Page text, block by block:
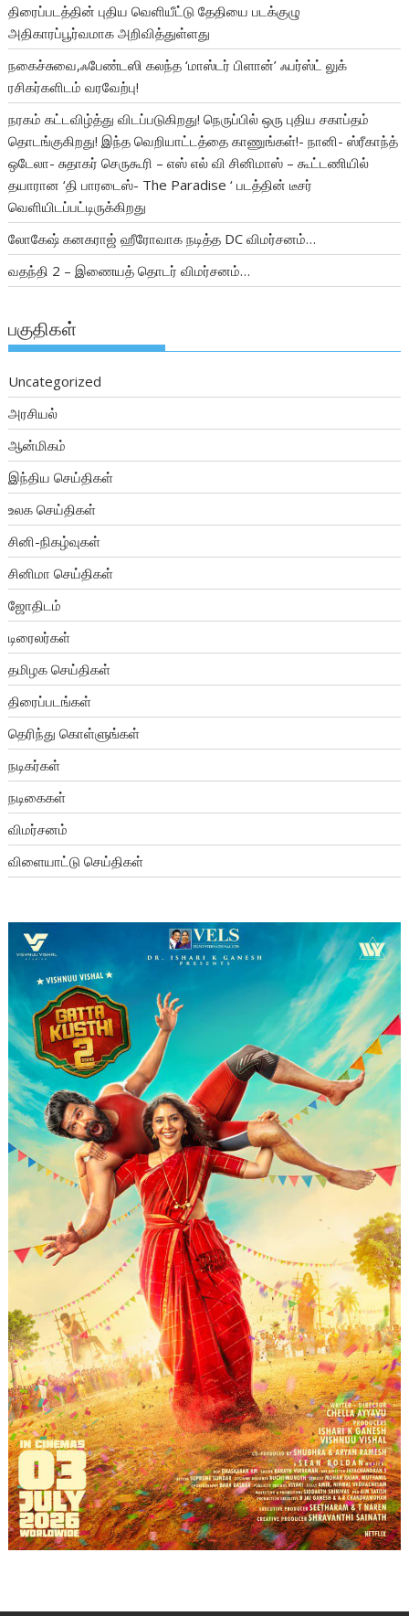
திரைப்படத்தின் புதிய வெளியீட்டு தேதியை படக்குழு
அதிகாரப்பூர்வமாக அறிவித்துள்ளது
நகைச்சுவை,ஃபேண்டஸி கலந்த ‘மாஸ்டர் பிளான்’ ஃபர்ஸ்ட் லுக்
ரசிகர்களிடம் வரவேற்பு!
நரகம் கட்டவிழ்த்து விடப்படுகிறது! நெருப்பில் ஒரு புதிய சகாப்தம்
தொடங்குகிறது! இந்த வெறியாட்டத்தை காணுங்கள்!- நானி- ஸ்ரீகாந்த்
ஒடேலா- சுதாகர் செருகூரி – எஸ் எல் வி சினிமாஸ் – கூட்டணியில்
தயாரான ‘தி பாரடைஸ்- The Paradise ‘ படத்தின் டீசர்
வெளியிடப்பட்டிருக்கிறது
லோகேஷ் கனகராஜ் ஹீரோவாக நடித்த DC விமர்சனம்…
வதந்தி 2 – இணையத் தொடர் விமர்சனம்…
பகுதிகள்
Uncategorized
அரசியல்
ஆன்மிகம்
இந்திய செய்திகள்
உலக செய்திகள்
சினி-நிகழ்வுகள்
சினிமா செய்திகள்
ஜோதிடம்
டிரைலர்கள்
தமிழக செய்திகள்
திரைப்படங்கள்
தெரிந்து கொள்ளுங்கள்
நடிகர்கள்
நடிகைகள்
விமர்சனம்
விளையாட்டு செய்திகள்